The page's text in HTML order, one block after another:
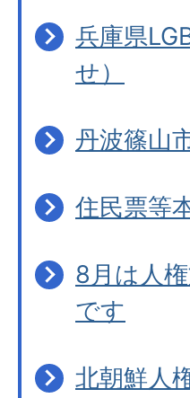
兵庫県
せ）
丹波篠山
住民票等
8月は人
です
北朝鮮人